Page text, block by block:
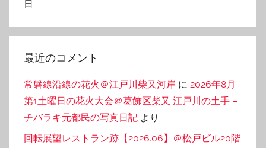
日
最近のコメント
常磐線沿線の花火＠江戸川柴又河岸 に 2026年8月
第1土曜日の花火大会＠葛飾区柴又 江戸川の土手 –
チバラキ元都民の写真日記 より
回転展望レストラン跡【2026.06】＠松戸ビル20階